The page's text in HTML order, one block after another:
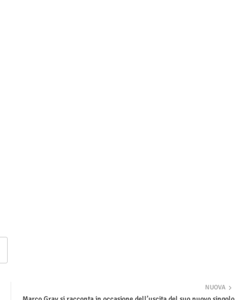
NUOVA